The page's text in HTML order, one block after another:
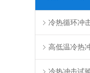
冷热循环冲
高低温冷热
冷热冲击试